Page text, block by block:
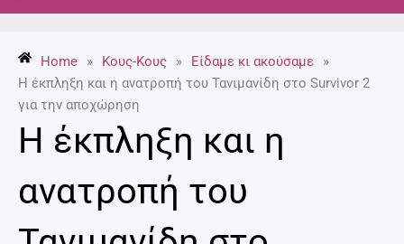
-
p
Home » Κους-Κους » Είδαμε κι ακούσαμε
»
Η έκπληξη και η ανατροπή του Τανιμανίδη στο Survivor 2
για την αποχώρηση
Η έκπληξη και η
ανατροπή του